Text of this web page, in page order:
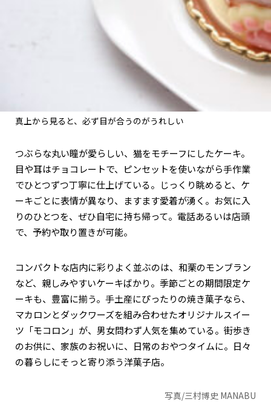
真上から見ると、必ず目が合うのがうれしい
つぶらな丸い瞳が愛らしい、猫をモチーフにしたケーキ。
目や耳はチョコレートで、ピンセットを使いながら手作業
でひとつずつ丁寧に仕上げている。じっくり眺めると、ケ
ーキごとに表情が異なり、ますます愛着が湧く。お気に入
りのひとつを、ぜひ自宅に持ち帰って。電話あるいは店頭
で、予約や取り置きが可能。
コンパクトな店内に彩りよく並ぶのは、和栗のモンブラン
など、親しみやすいケーキばかり。季節ごとの期間限定ケ
ーキも、豊富に揃う。手土産にぴったりの焼き菓子なら、
マカロンとダックワーズを組み合わせたオリジナルスイー
ツ「モコロン」が、男女問わず人気を集めている。街歩き
のお供に、家族のお祝いに、日常のおやつタイムに。日々
の暮らしにそっと寄り添う洋菓子店。
写真/三村博史 MANABU